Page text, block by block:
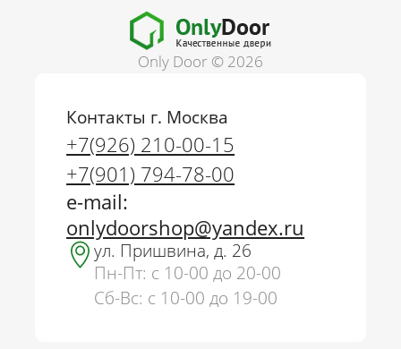
Only Door © 2026
Контакты г. Москва
+7(926) 210-00-15
+7(901) 794-78-00
e-mail:
onlydoorshop@yandex.ru
ул. Пришвина, д. 26
Пн-Пт: с 10-00 до 20-00
Сб-Вс: с 10-00 до 19-00